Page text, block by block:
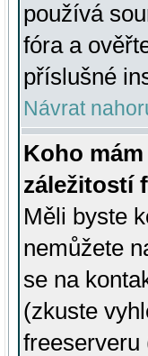
používá
fóra a
příslušné
Návrat
Koho
záležitostí
Měli byste
nemůžete
se na
(zkuste
freeserveru